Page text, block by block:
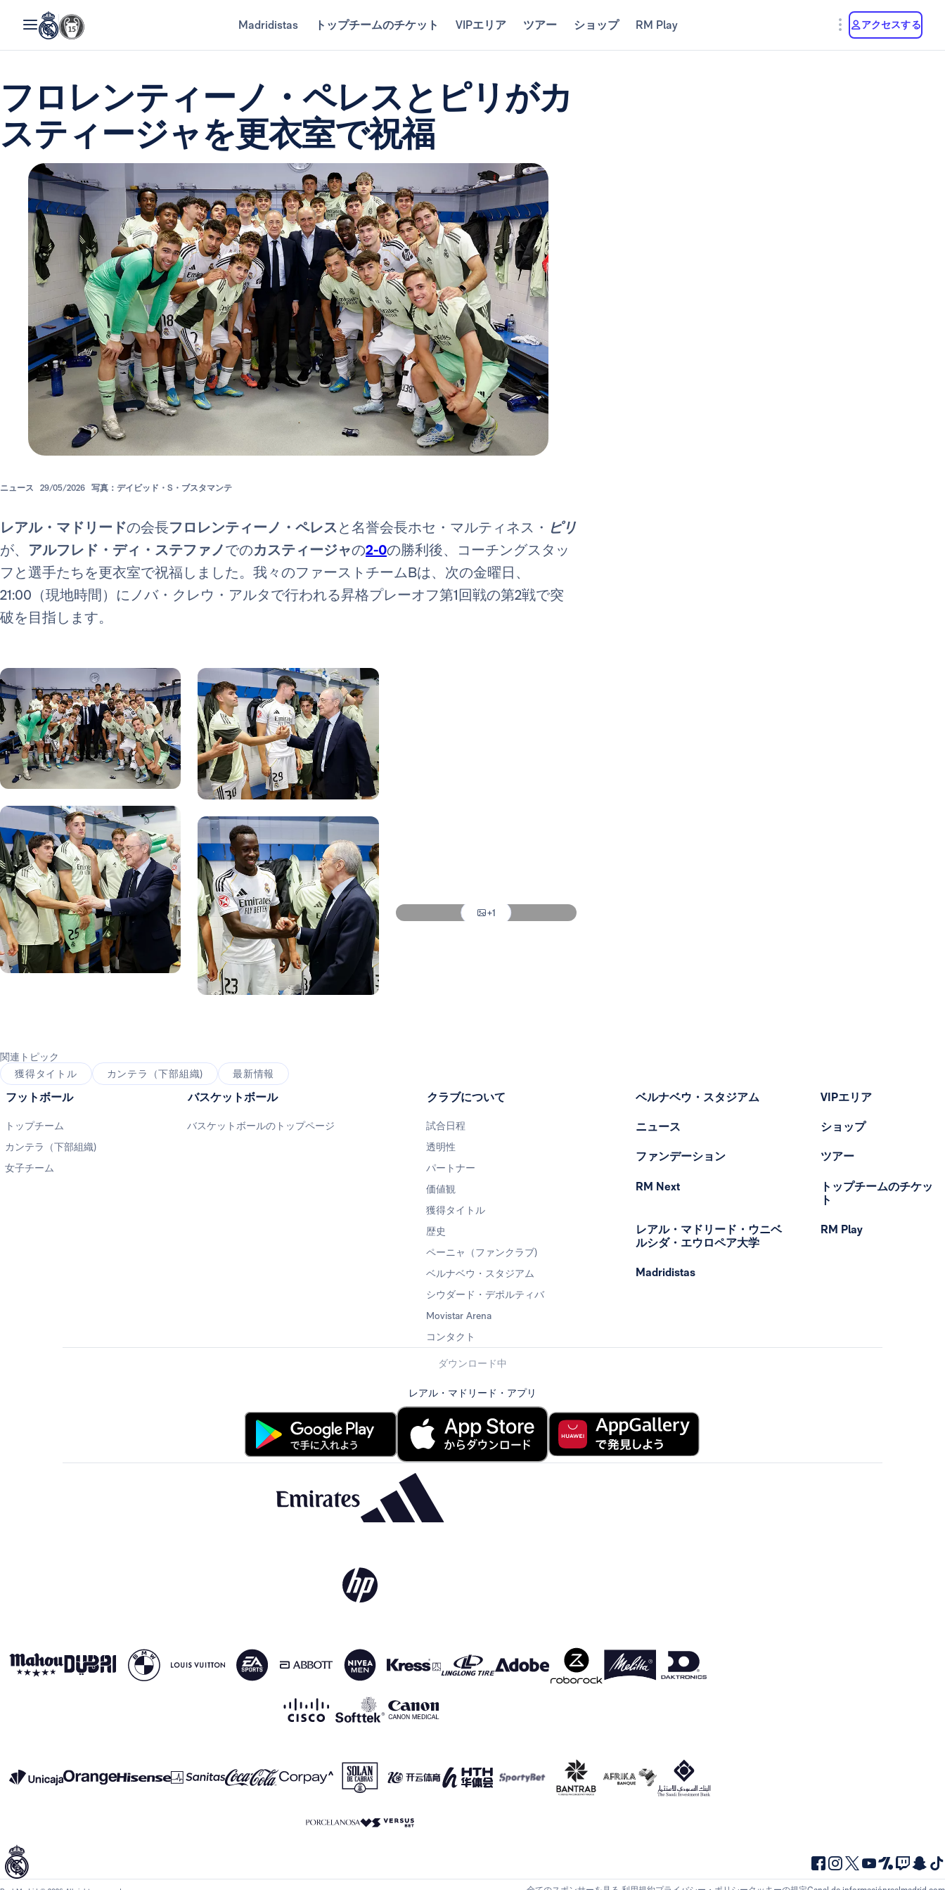
Madridistas トップチームのチケット VIPエリア ツアー ショップ RM Play アクセスする
フロレンティーノ・ペレスとピリがカ
スティージャを更衣室で祝福
ニュース 29/05/2026 写真：デイビッド・S・ブスタマンテ
レアル・マドリードの会長フロレンティーノ・ペレスと名誉会長ホセ・マルティネス・ ピリ
が、 アルフレド・ディ・ステファノでのカスティージャの2-0の勝利後、コーチングスタッ
フと選手たちを更衣室で祝福しました。我々のファーストチームBは、次の金曜日、
21:00（現地時間）にノバ・クレウ・アルタで行われる昇格プレーオフ第1回戦の第2戦で突
破を目指します。
+1
関連トピック
獲得タイトル
カンテラ（下部組織) 最新情報
フットボール
トップチーム
カンテラ（下部組織)
女子チーム
バスケットボール
バスケットボールのトップページ
クラブについて
試合日程
透明性
パートナー
価値観
獲得タイトル
歴史
ペーニャ（ファンクラブ)
ベルナベウ・スタジアム
シウダード・デポルティバ
Movistar Arena
コンタクト
ベルナベウ・スタジアム
ニュース
ファンデーション
RM Next
レアル・マドリード・ウニベ
ルシダ・エウロペア大学
Madridistas
VIPエリア
ショップ
ツアー
トップチームのチケッ
ト
RM Play
ダウンロード中
レアル・マドリード・アプリ